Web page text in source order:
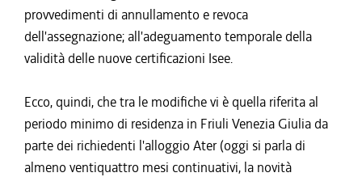
provvedimenti di annullamento e revoca
dell'assegnazione; all'adeguamento temporale della
validità delle nuove certificazioni Isee.
Ecco, quindi, che tra le modifiche vi è quella riferita al
periodo minimo di residenza in Friuli Venezia Giulia da
parte dei richiedenti l'alloggio Ater (oggi si parla di
almeno ventiquattro mesi continuativi, la novità